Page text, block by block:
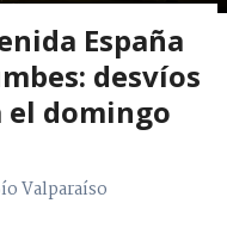
España
desvíos
el domingo
Valparaíso